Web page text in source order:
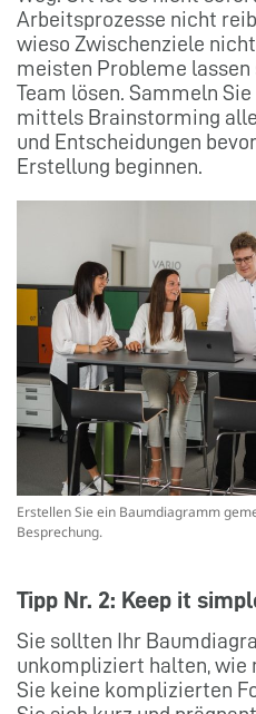
Arbeitsprozesse nicht
wieso Zwischenziele
meisten Probleme
Team lösen. Sammeln
mittels Brainstorming
und Entscheidungen
Erstellung beginnen.
Erstellen Sie ein Baumdiagramm
Besprechung.
Tipp Nr. 2: Keep it
Sie sollten Ihr
unkompliziert halten, wie
Sie keine komplizierten